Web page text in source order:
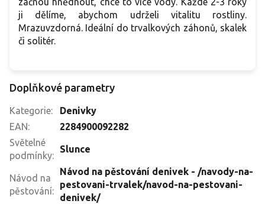
ji dělíme, abychom udrželi vitalitu rostliny.
Mrazuvzdorná. Ideální do trvalkových záhonů, skalek
či solitér.
Doplňkové parametry
Kategorie:
Denivky
EAN:
2284900092282
Světelné
podmínky:
Slunce
Návod na
pěstování:
Návod na pěstování denivek - /navody-na-
pestovani-trvalek/navod-na-pestovani-
denivek/